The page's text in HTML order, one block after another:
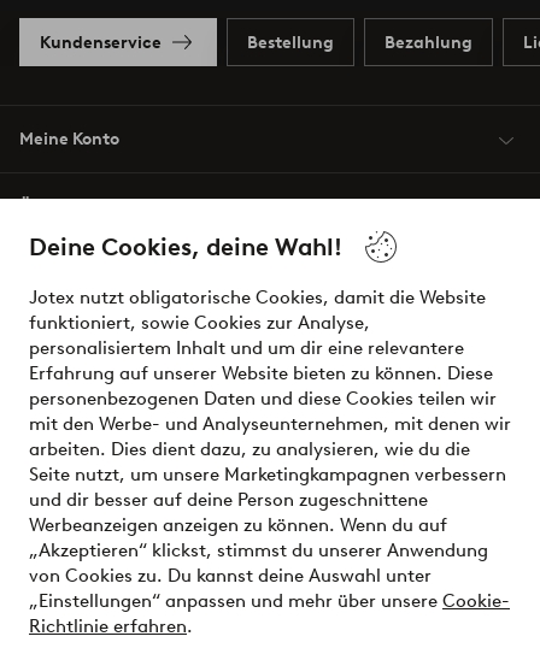
Deine Cookies, deine Wahl!
Jotex nutzt obligatorische Cookies, damit die Website
funktioniert, sowie Cookies zur Analyse,
personalisiertem Inhalt und um dir eine relevantere
Erfahrung auf unserer Website bieten zu können. Diese
personenbezogenen Daten und diese Cookies teilen wir
mit den Werbe- und Analyseunternehmen, mit denen wir
arbeiten. Dies dient dazu, zu analysieren, wie du die
Seite nutzt, um unsere Marketingkampagnen verbessern
und dir besser auf deine Person zugeschnittene
Werbeanzeigen anzeigen zu können. Wenn du auf
„Akzeptieren“ klickst, stimmst du unserer Anwendung
von Cookies zu. Du kannst deine Auswahl unter
„Einstellungen“ anpassen und mehr über unsere Cookie-
Richtlinie erfahren.
Kundenservice Bestellung Bezahlung
Meine Konto
Bedingungen
Sichere Zahlungen - Jetzt bezahlen oder aufteilen
Möchtest du mehr über unsere
Zahlungsmöglichkeitenerfahren?